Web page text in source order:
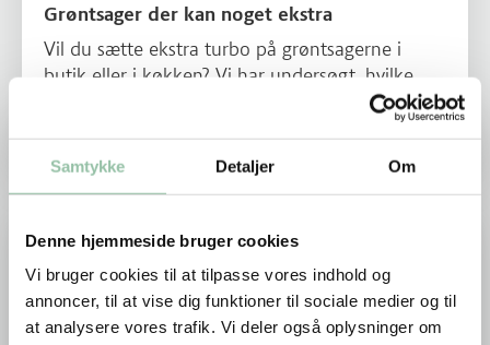
Samtykke Detaljer Om
Denne hjemmeside bruger cookies
Vi bruger cookies til at tilpasse vores indhold og
annoncer, til at vise dig funktioner til sociale medier og til
at analysere vores trafik. Vi deler også oplysninger om
Grøntsager der kan noget ekstra
Vil du sætte ekstra turbo på grøntsagerne i
butik eller i køkken? Vi har undersøgt, hvilke
grøntsager der har et ekstra gear, når det